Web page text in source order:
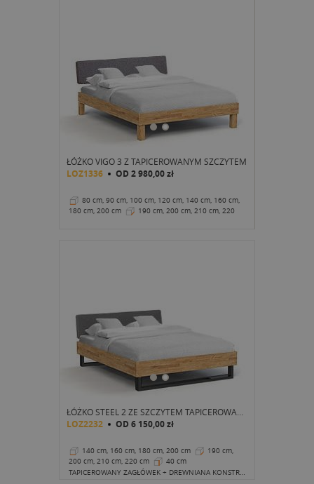
ŁÓŻKO VIGO 3 Z TAPICEROWANYM SZCZYTEM
LOZ1336 OD 2 980,00 zł
80 cm, 90 cm, 100 cm, 120 cm, 140 cm, 160 cm,
180 cm, 200 cm
190 cm, 200 cm, 210 cm, 220
LOZ2232 OD 6 150,00 zł
140 cm, 160 cm, 180 cm, 200 cm
190 cm,
200 cm, 210 cm, 220 cm
40 cm
TAPICEROWANY ZAGŁÓWEK + DREWNIANA KONSTRUKCJA I METALOWE NOGI